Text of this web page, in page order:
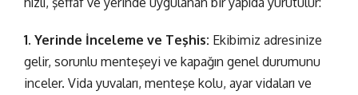
1. Yerinde İnceleme ve Teşhis: Ekibimiz adresinize
gelir, sorunlu menteşeyi ve kapağın genel durumunu
inceler. Vida yuvaları, menteşe kolu, ayar vidaları ve